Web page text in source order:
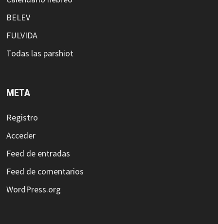
BELEV
FULVIDA
Todas las parshiot
META
Registro
Acceder
Feed de entradas
Feed de comentarios
WordPress.org